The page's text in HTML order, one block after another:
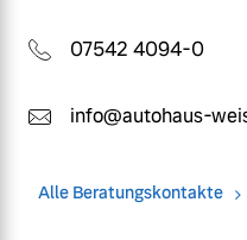
07542 4094-0
info@autohaus-
Alle Beratungskontakte